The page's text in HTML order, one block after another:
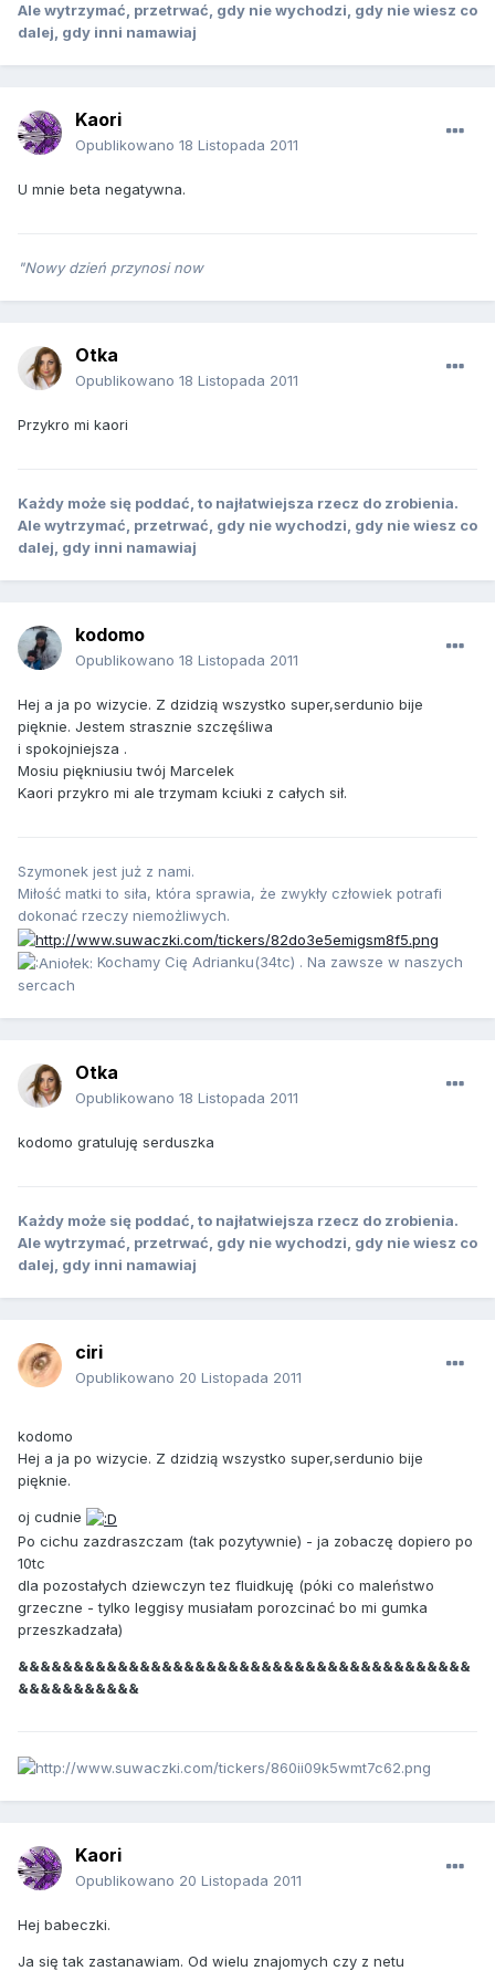
Ale wytrzymać, przetrwać, gdy nie wychodzi, gdy nie wiesz co
dalej, gdy inni namawiaj
Kaori
Opublikowano 18 Listopada 2011
U mnie beta negatywna.
"Nowy dzień przynosi now
Otka
Opublikowano 18 Listopada 2011
Przykro mi kaori
Każdy może się poddać, to najłatwiejsza rzecz do zrobienia.
Ale wytrzymać, przetrwać, gdy nie wychodzi, gdy nie wiesz co
dalej, gdy inni namawiaj
kodomo
Opublikowano 18 Listopada 2011
Hej a ja po wizycie. Z dzidzią wszystko super,serdunio bije
pięknie. Jestem strasznie szczęśliwa
i spokojniejsza .
Mosiu piękniusiu twój Marcelek
Kaori przykro mi ale trzymam kciuki z całych sił.
Szymonek jest już z nami.
Miłość matki to siła, która sprawia, że zwykły człowiek potrafi
dokonać rzeczy niemożliwych.
Kochamy Cię Adrianku(34tc) . Na zawsze w naszych
sercach
Otka
Opublikowano 18 Listopada 2011
kodomo gratuluję serduszka
Każdy może się poddać, to najłatwiejsza rzecz do zrobienia.
Ale wytrzymać, przetrwać, gdy nie wychodzi, gdy nie wiesz co
dalej, gdy inni namawiaj
ciri
Opublikowano 20 Listopada 2011
kodomo
Hej a ja po wizycie. Z dzidzią wszystko super,serdunio bije
pięknie.
oj cudnie
Po cichu zazdraszczam (tak pozytywnie) - ja zobaczę dopiero po
10tc
dla pozostałych dziewczyn tez fluidkuję (póki co maleństwo
grzeczne - tylko leggisy musiałam porozcinać bo mi gumka
przeszkadzała)
&&&&&&&&&&&&&&&&&&&&&&&&&&&&&&&&&&&&&&&&&
&&&&&&&&&&&
Kaori
Opublikowano 20 Listopada 2011
Hej babeczki.
Ja się tak zastanawiam. Od wielu znajomych czy z netu